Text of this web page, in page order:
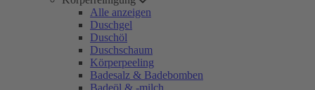
Alle anzeigen
Duschgel
Duschöl
Duschschaum
Körperpeeling
Badesalz & Badebomben
Badeöl & -milch